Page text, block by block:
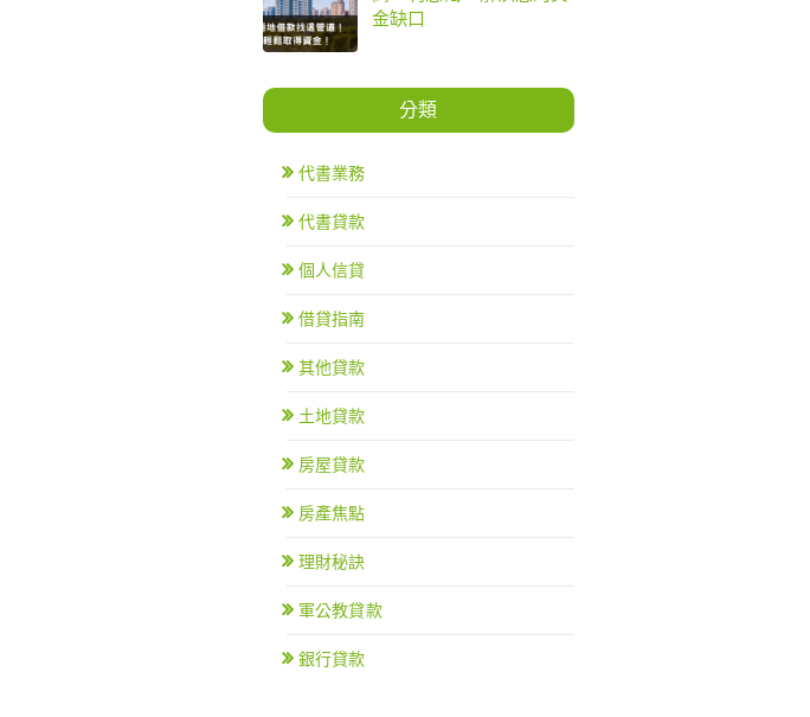
金缺口
分類
代書業務
代書貸款
個人信貸
借貸指南
其他貸款
土地貸款
房屋貸款
房產焦點
理財秘訣
軍公教貸款
銀行貸款